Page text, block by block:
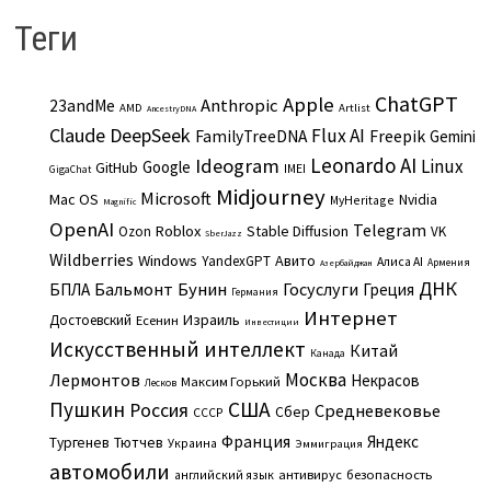
Теги
23andMe AMD AncestryDNA Anthropic Apple Artlist ChatGPT
Claude DeepSeek FamilyTreeDNA Flux AI Freepik Gemini
GigaChat GitHub Google Ideogram IMEI Leonardo AI Linux
Mac OS Magnific Microsoft Midjourney MyHeritage Nvidia
OpenAI Ozon Roblox SberJazz Stable Diffusion Telegram VK
Wildberries Windows YandexGPT Авито Азербайджан Алиса AI Армения
БПЛА Бальмонт Бунин Германия Госуслуги Греция ДНК
Достоевский Есенин Израиль Инвестиции Интернет
Искусственный интеллект Канада Китай
Лермонтов Лесков Максим Горький Москва Некрасов
Пушкин Россия СССР США Сбер Средневековье
Тургенев Тютчев Украина Франция Эммиграция Яндекс
автомобили английский язык антивирус безопасность